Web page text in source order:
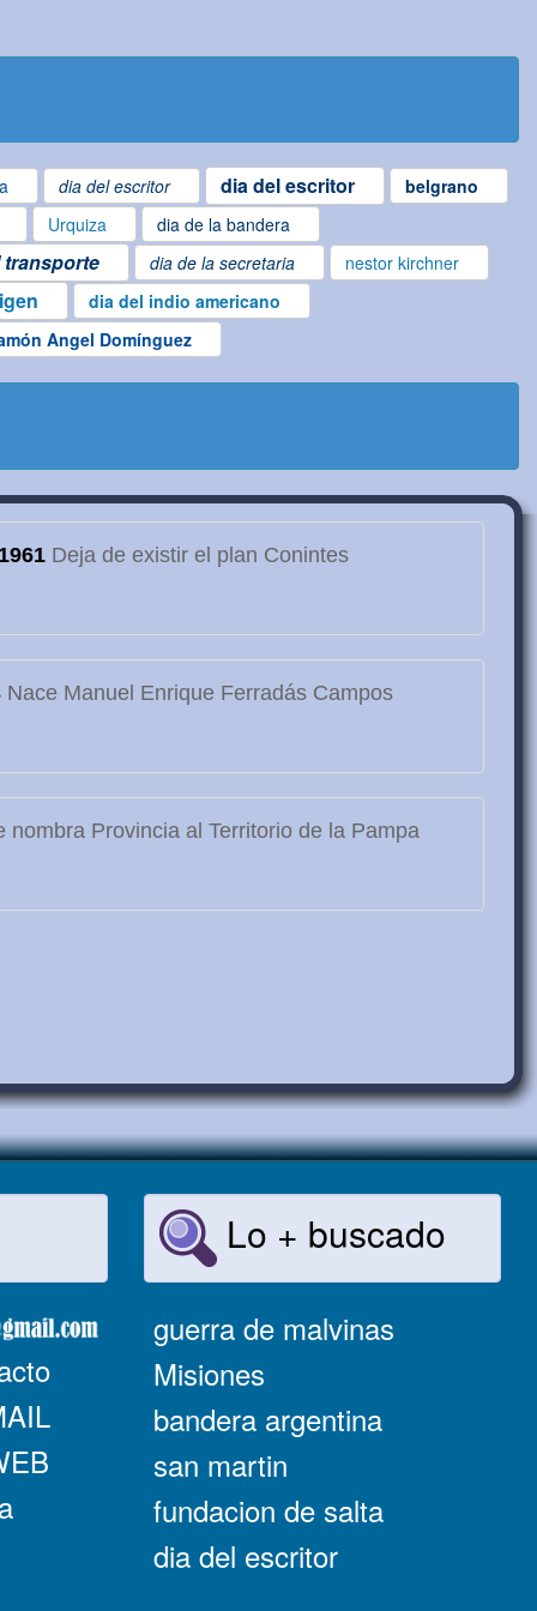
dia del escritor dia del escritor
belgrano
Urquiza
dia de la bandera
transporte dia de la secretaria
nestor kirchner
dia del indio americano
Angel Domínguez
1961Deja de existir el plan Conintes
Nace Manuel Enrique Ferradás Campos
nombra Provincia al Territorio de la Pampa
Lo + buscado
guerra de malvinas
Misiones
bandera argentina
san martin
fundacion de salta
dia del escritor